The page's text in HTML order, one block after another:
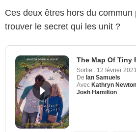
Ces deux êtres hors du commun
trouver le secret qui les unit ?
The Map Of Tiny
Sortie : 12 février 2021
De Ian Samuels
Avec Kathryn Newton
Josh Hamilton